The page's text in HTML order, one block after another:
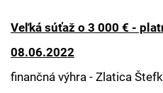
Veľká súťaž o 3 000 € -
08.06.2022
finančná výhra - Zlatica